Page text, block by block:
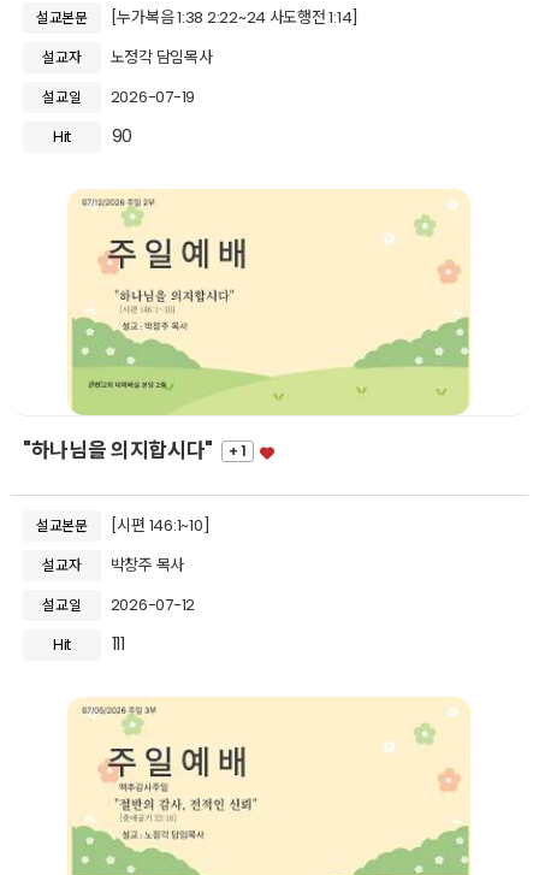
설교본문 [누가복음 1:38 2:22~24 사도행전 1:14]
설교자 노정각 담임목사
설교일
2026-07-19
Hit
90
"하나님을 의지합시다" + 1
설교본문 [시편 146:1~10]
설교자 박창주 목사
설교일
2026-07-12
Hit
111